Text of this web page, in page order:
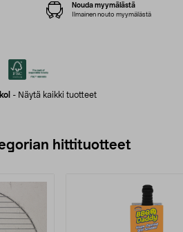
- Näytä kaikki tuotteet
Nouda myymälästä
Ilmainen nouto myymälästä
hittituotteet